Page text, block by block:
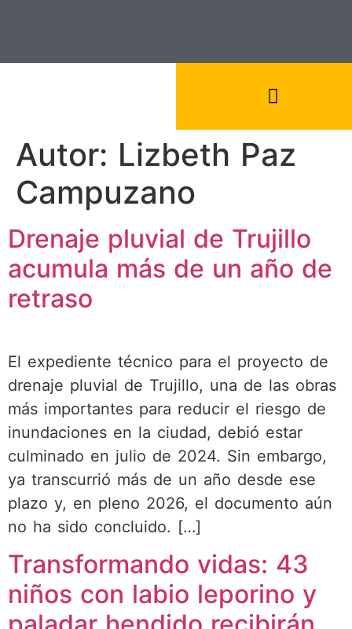
Autor: Lizbeth Paz
Campuzano
Drenaje pluvial de Trujillo
acumula más de un año de
retraso
El expediente técnico para el proyecto de
drenaje pluvial de Trujillo, una de las obras
más importantes para reducir el riesgo de
inundaciones en la ciudad, debió estar
culminado en julio de 2024. Sin embargo,
ya transcurrió más de un año desde ese
plazo y, en pleno 2026, el documento aún
no ha sido concluido. […]
Transformando vidas: 43
niños con labio leporino y